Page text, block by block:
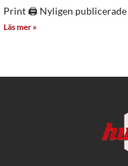
Print 🖨 Nyligen publicerade
Läs mer »